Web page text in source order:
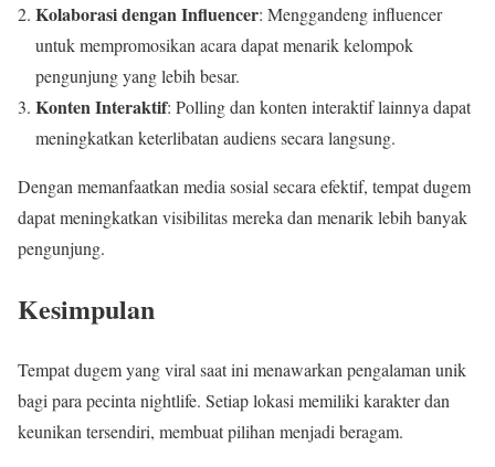
Kolaborasi dengan Influencer: Menggandeng influencer
untuk mempromosikan acara dapat menarik kelompok
pengunjung yang lebih besar.
Konten Interaktif: Polling dan konten interaktif lainnya dapat
meningkatkan keterlibatan audiens secara langsung.
Dengan memanfaatkan media sosial secara efektif, tempat dugem
dapat meningkatkan visibilitas mereka dan menarik lebih banyak
pengunjung.
Kesimpulan
Tempat dugem yang viral saat ini menawarkan pengalaman unik
bagi para pecinta nightlife. Setiap lokasi memiliki karakter dan
keunikan tersendiri, membuat pilihan menjadi beragam.